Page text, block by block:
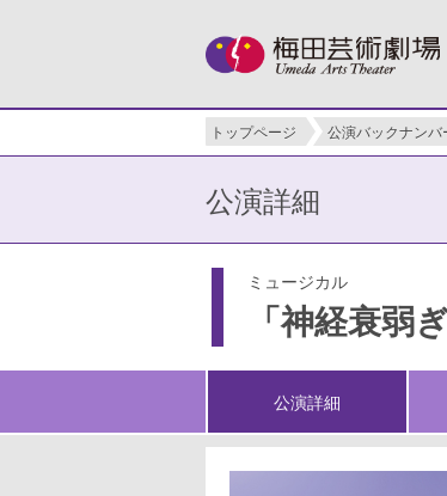
トップページ 公演バックナンバ
公演詳細
ミュージカル
「神経衰弱
公演詳細